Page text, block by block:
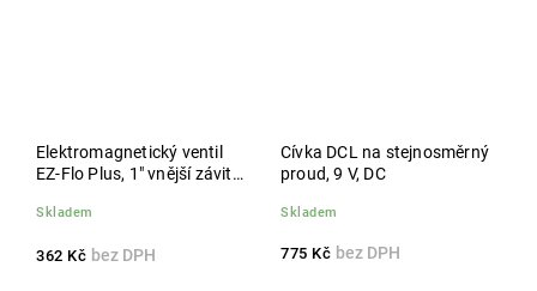
Elektromagnetický ventil
EZ-Flo Plus, 1" vnější závity,
Skladem
362 Kč
Cívka DCL na stejnosměrný
proud, 9 V, DC
Skladem
775 Kč